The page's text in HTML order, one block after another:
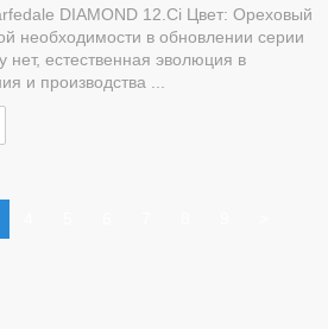
DIAMOND 12.Ci Цвет: Ореховый
необходимости в обновлении серии
естественная эволюция в
и производства ...